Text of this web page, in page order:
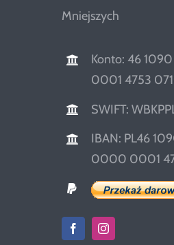
Mniejszych
Konto: 46
0001 4753
SWIFT:
IBAN: PL46
0000 0001